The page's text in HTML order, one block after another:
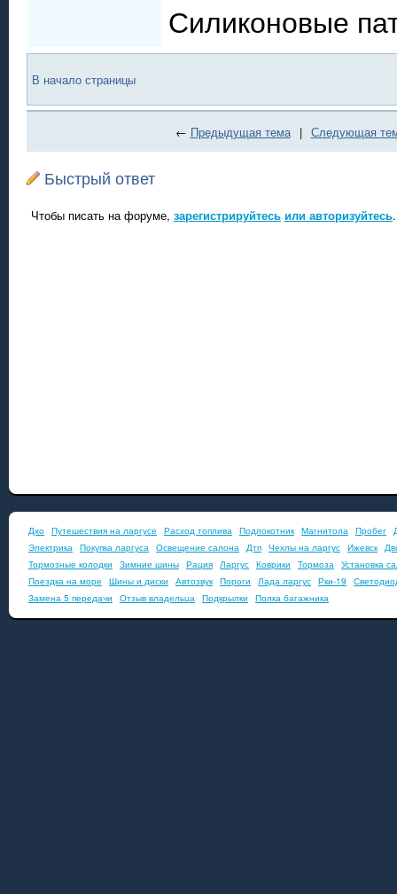
Силиконовые
В начало страницы
← Предыдущая тема | Следующая
Быстрый ответ
Чтобы писать на форуме, зарегистрируйтесь или авторизуйтесь.
Дхо Путешествия на ларгусе Расход топлива Подлокотник Магнитола Пробег
Электрика Покупка ларгуса Освещение салона Дтп Чехлы на ларгус Ижевск
Тормозные колодки
Зимние шины Рация Ларгус Коврики Тормоза Установка
Поездка на море
Шины и диски Автозвук Пороги Лада ларгус Рки-19
Замена 5 передачи
Отзыв владельца Подкрылки Полка багажника